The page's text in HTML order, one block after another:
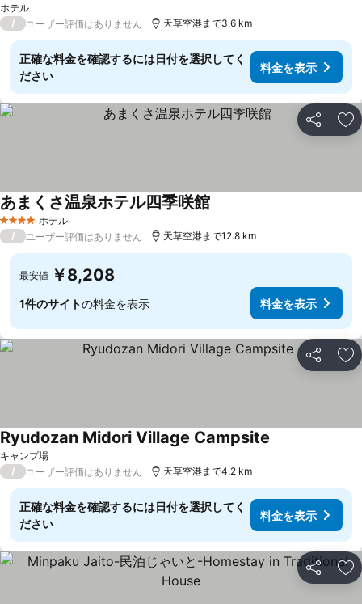
ホテル
/ ユーザー評価はありません 天草空港まで3.6 km
正確な料金を確認するには日付を選択してく
ださい
料金を表示
シェア お
4 ホテルのランク
ホテル
あまくさ温泉ホテル四季咲館
/ ユーザー評価はありません 天草空港まで12.8 km
最安値 ￥8,208
1件のサイトの料金を表示 料金を表示
シェア お
キャンプ場
Ryudozan Midori Village Campsite
/ ユーザー評価はありません 天草空港まで4.2 km
正確な料金を確認するには日付を選択してく
ださい
料金を表示
シェア お